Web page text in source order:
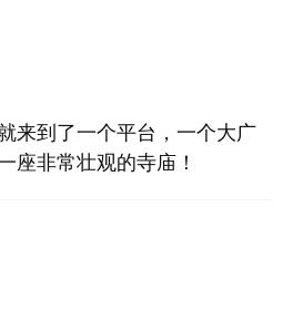
来到了一个平台，一个大广
座非常壮观的寺庙！